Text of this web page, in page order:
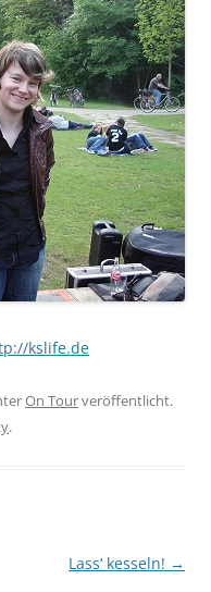
kslife.de
On Tourveröffentlicht.
.
Lass‘ kesseln! →